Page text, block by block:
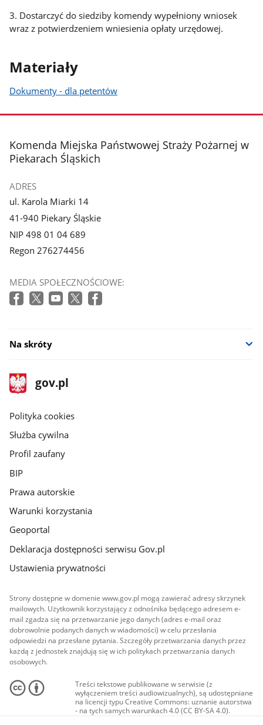
3. Dostarczyć do siedziby komendy wypełniony wniosek
wraz z potwierdzeniem wniesienia opłaty urzędowej.
Materiały
Dokumenty - dla petentów
stopka
Komenda Miejska Państwowej Straży Pożarnej w
Piekarach Śląskich
ADRES
ul. Karola Miarki 14
41-940 Piekary Śląskie
NIP 498 01 04 689
Regon 276274456
MEDIA SPOŁECZNOŚCIOWE:
Na skróty
stopka
gov.pl
Strona
gov.pl
gov.pl
Polityka cookies
Służba cywilna
Profil zaufany
BIP
Prawa autorskie
Warunki korzystania
Geoportal
Deklaracja dostępności serwisu Gov.pl
Ustawienia prywatności
Strony dostępne w domenie www.gov.pl mogą zawierać adresy skrzynek
mailowych. Użytkownik korzystający z odnośnika będącego adresem e-
mail zgadza się na przetwarzanie jego danych (adres e-mail oraz
dobrowolnie podanych danych w wiadomości) w celu przesłania
odpowiedzi na przesłane pytania. Szczegóły przetwarzania danych przez
każdą z jednostek znajdują się w ich politykach przetwarzania danych
osobowych.
Treści tekstowe publikowane w serwisie (z
wyłączeniem treści audiowizualnych), są udostępniane
na licencji typu Creative Commons: uznanie autorstwa
- na tych samych warunkach 4.0 (CC BY-SA 4.0).
Materiały audiowizualne, w tym zdjęcia, materiały